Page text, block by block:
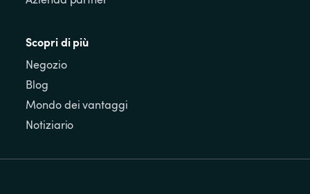
Scopri di più
Negozio
Blog
Mondo dei vantaggi
Notiziario